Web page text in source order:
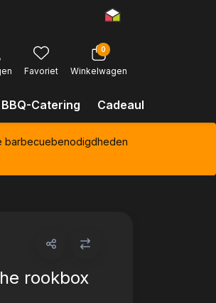
Favoriet
0
Winkelwagen
BBQ-Catering Cadeaubonnen
barbecuebenodigdheden
rookbox